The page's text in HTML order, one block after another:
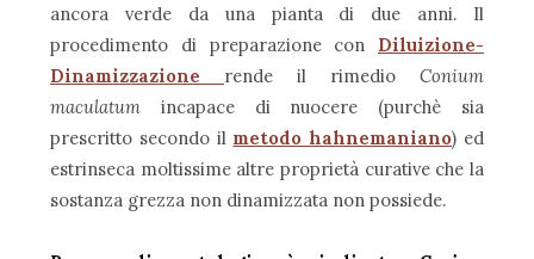
ancora verde da una pianta di due anni. Il
procedimento di preparazione con Diluizione-
Dinamizzazione
rende il rimedio Conium
maculatum incapace di nuocere (purchè sia
prescritto secondo il metodo hahnemaniano) ed
estrinseca moltissime altre proprietà curative che la
sostanza grezza non dinamizzata non possiede.